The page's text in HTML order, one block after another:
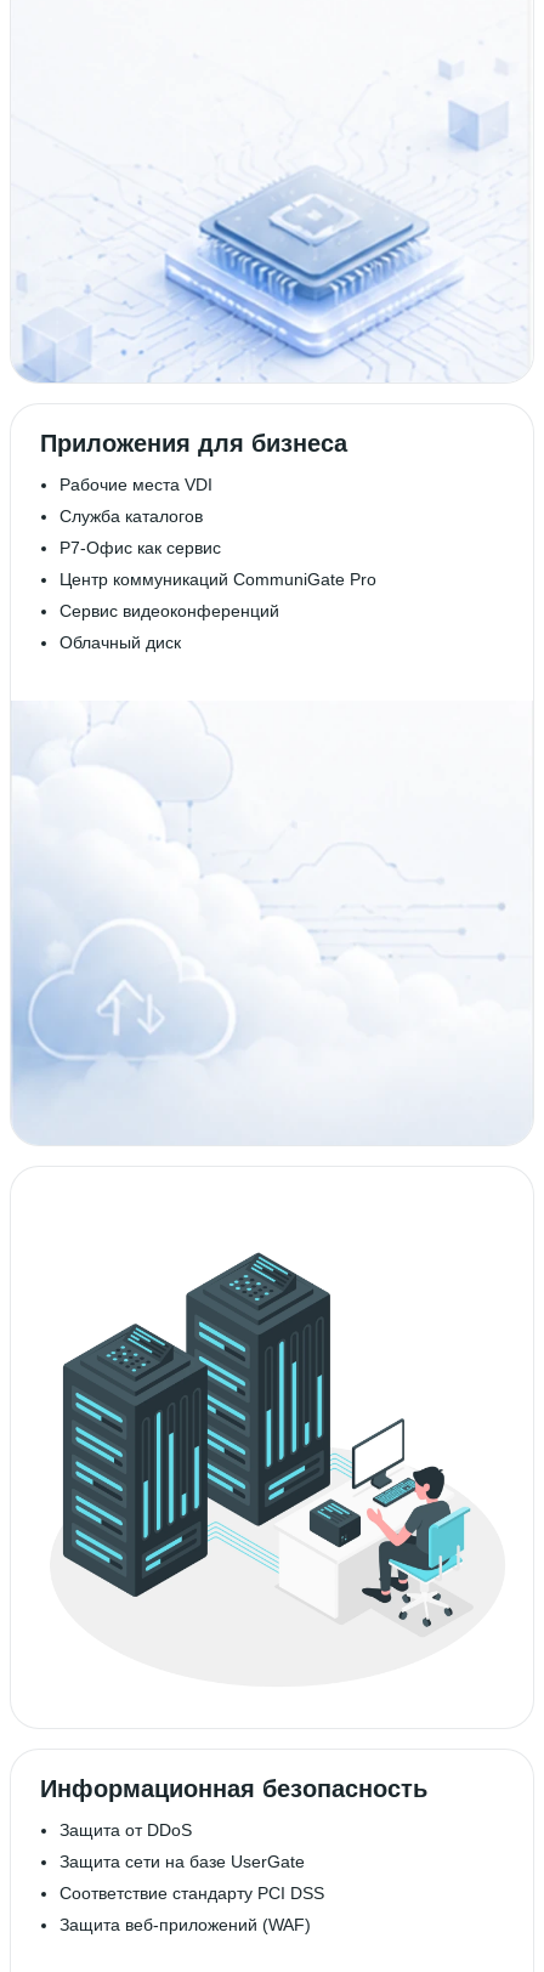
Приложения для бизнеса
Рабочие места VDI
Служба каталогов
Р7-Офис как сервис
Центр коммуникаций CommuniGate Pro
Сервис видеоконференций
Облачный диск
Информационная безопасность
Защита от DDoS
Защита сети на базе UserGate
Соответствие стандарту PCI DSS
Защита веб-приложений (WAF)